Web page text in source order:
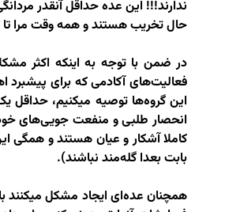
ندارند!!! این عده حداقل آنقدر
حال تخریب هستند و همه وقت مرا تا
در ضمن با توجه به اینکه اکثر
فعالیت‌های آکادمی که برای پیشبرد
این گروه‌ها توصیه میکنیم، حداقل
انحصار طلبی و منفعت جویی‌های خود
کاملا آشکار و عیان هستند و همگی
بابت بعدا گله‌مند نباشند).
همچنان عده‌ای ایجاد مشکل میکنند